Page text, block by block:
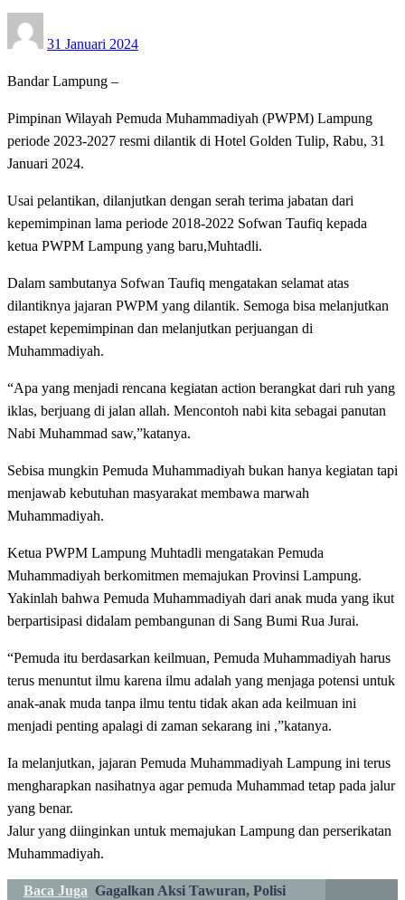
on
31 Januari 2024
Bandar Lampung –
Pimpinan Wilayah Pemuda Muhammadiyah (PWPM) Lampung
periode 2023-2027 resmi dilantik di Hotel Golden Tulip, Rabu, 31
Januari 2024.
Usai pelantikan, dilanjutkan dengan serah terima jabatan dari
kepemimpinan lama periode 2018-2022 Sofwan Taufiq kepada
ketua PWPM Lampung yang baru,Muhtadli.
Dalam sambutanya Sofwan Taufiq mengatakan selamat atas
dilantiknya jajaran PWPM yang dilantik. Semoga bisa melanjutkan
estapet kepemimpinan dan melanjutkan perjuangan di
Muhammadiyah.
“Apa yang menjadi rencana kegiatan action berangkat dari ruh yang
iklas, berjuang di jalan allah. Mencontoh nabi kita sebagai panutan
Nabi Muhammad saw,”katanya.
Sebisa mungkin Pemuda Muhammadiyah bukan hanya kegiatan tapi
menjawab kebutuhan masyarakat membawa marwah
Muhammadiyah.
Ketua PWPM Lampung Muhtadli mengatakan Pemuda
Muhammadiyah berkomitmen memajukan Provinsi Lampung.
Yakinlah bahwa Pemuda Muhammadiyah dari anak muda yang ikut
berpartisipasi didalam pembangunan di Sang Bumi Rua Jurai.
“Pemuda itu berdasarkan keilmuan, Pemuda Muhammadiyah harus
terus menuntut ilmu karena ilmu adalah yang menjaga potensi untuk
anak-anak muda tanpa ilmu tentu tidak akan ada keilmuan ini
menjadi penting apalagi di zaman sekarang ini ,”katanya.
Ia melanjutkan, jajaran Pemuda Muhammadiyah Lampung ini terus
mengharapkan nasihatnya agar pemuda Muhammad tetap pada jalur
yang benar.
Jalur yang diinginkan untuk memajukan Lampung dan perserikatan
Muhammadiyah.
Baca Juga Gagalkan Aksi Tawuran, Polisi